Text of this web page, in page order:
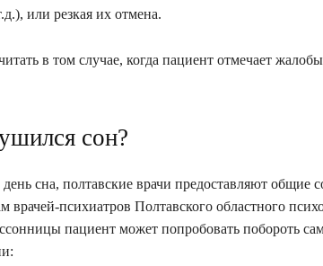
или резкая их отмена.
в том случае, когда пациент отмечает жалобы
сон?
сна, полтавские врачи предоставляют общие
врачей-психиатров Полтавского областного
пациент может попробовать побороть